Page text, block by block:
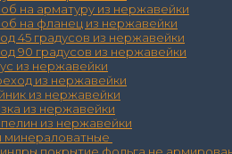
на арматуру из нержавейки
на фланец из нержавейки
45 градусов из нержавейки
90 градусов из нержавейки
из нержавейки
из нержавейки
из нержавейки
из нержавейки
из нержавейки
минераловатные